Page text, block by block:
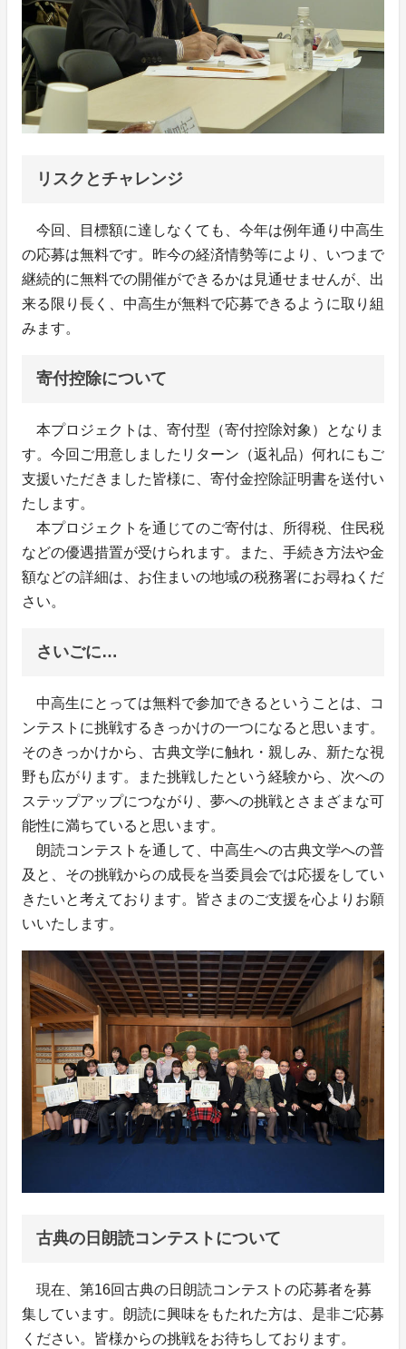
リスクとチャレンジ
今回、目標額に達しなくても、今年は例年通り中高生
の応募は無料です。昨今の経済情勢等により、いつまで
継続的に無料での開催ができるかは見通せませんが、出
来る限り長く、中高生が無料で応募できるように取り組
みます。
寄付控除について
本プロジェクトは、寄付型（寄付控除対象）となりま
す。今回ご用意しましたリターン（返礼品）何れにもご
支援いただきました皆様に、寄付金控除証明書を送付い
たします。
本プロジェクトを通じてのご寄付は、所得税、住民税
などの優遇措置が受けられます。また、手続き方法や金
額などの詳細は、お住まいの地域の税務署にお尋ねくだ
さい。
さいごに…
中高生にとっては無料で参加できるということは、コ
ンテストに挑戦するきっかけの一つになると思います。
そのきっかけから、古典文学に触れ・親しみ、新たな視
野も広がります。また挑戦したという経験から、次への
ステップアップにつながり、夢への挑戦とさまざまな可
能性に満ちていると思います。
朗読コンテストを通して、中高生への古典文学への普
及と、その挑戦からの成長を当委員会では応援をしてい
きたいと考えております。皆さまのご支援を心よりお願
いいたします。
古典の日朗読コンテストについて
現在、第16回古典の日朗読コンテストの応募者を募
集しています。朗読に興味をもたれた方は、是非ご応募
ください。皆様からの挑戦をお待ちしております。